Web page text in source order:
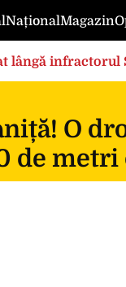
NaționalMagazin
lângă
O
de